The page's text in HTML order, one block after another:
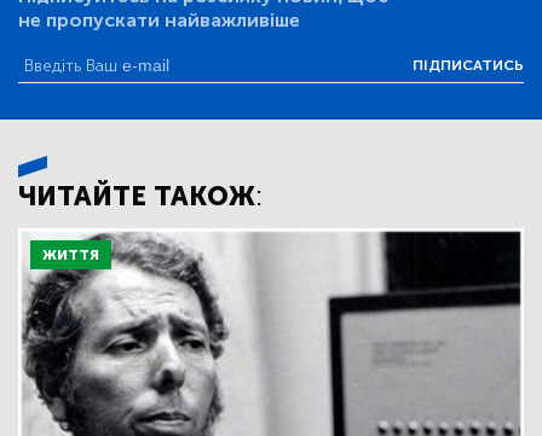
не пропускати найважливіше
ПІДПИСАТИСЬ
ЧИТАЙТЕ ТАКОЖ:
ЖИТТЯ